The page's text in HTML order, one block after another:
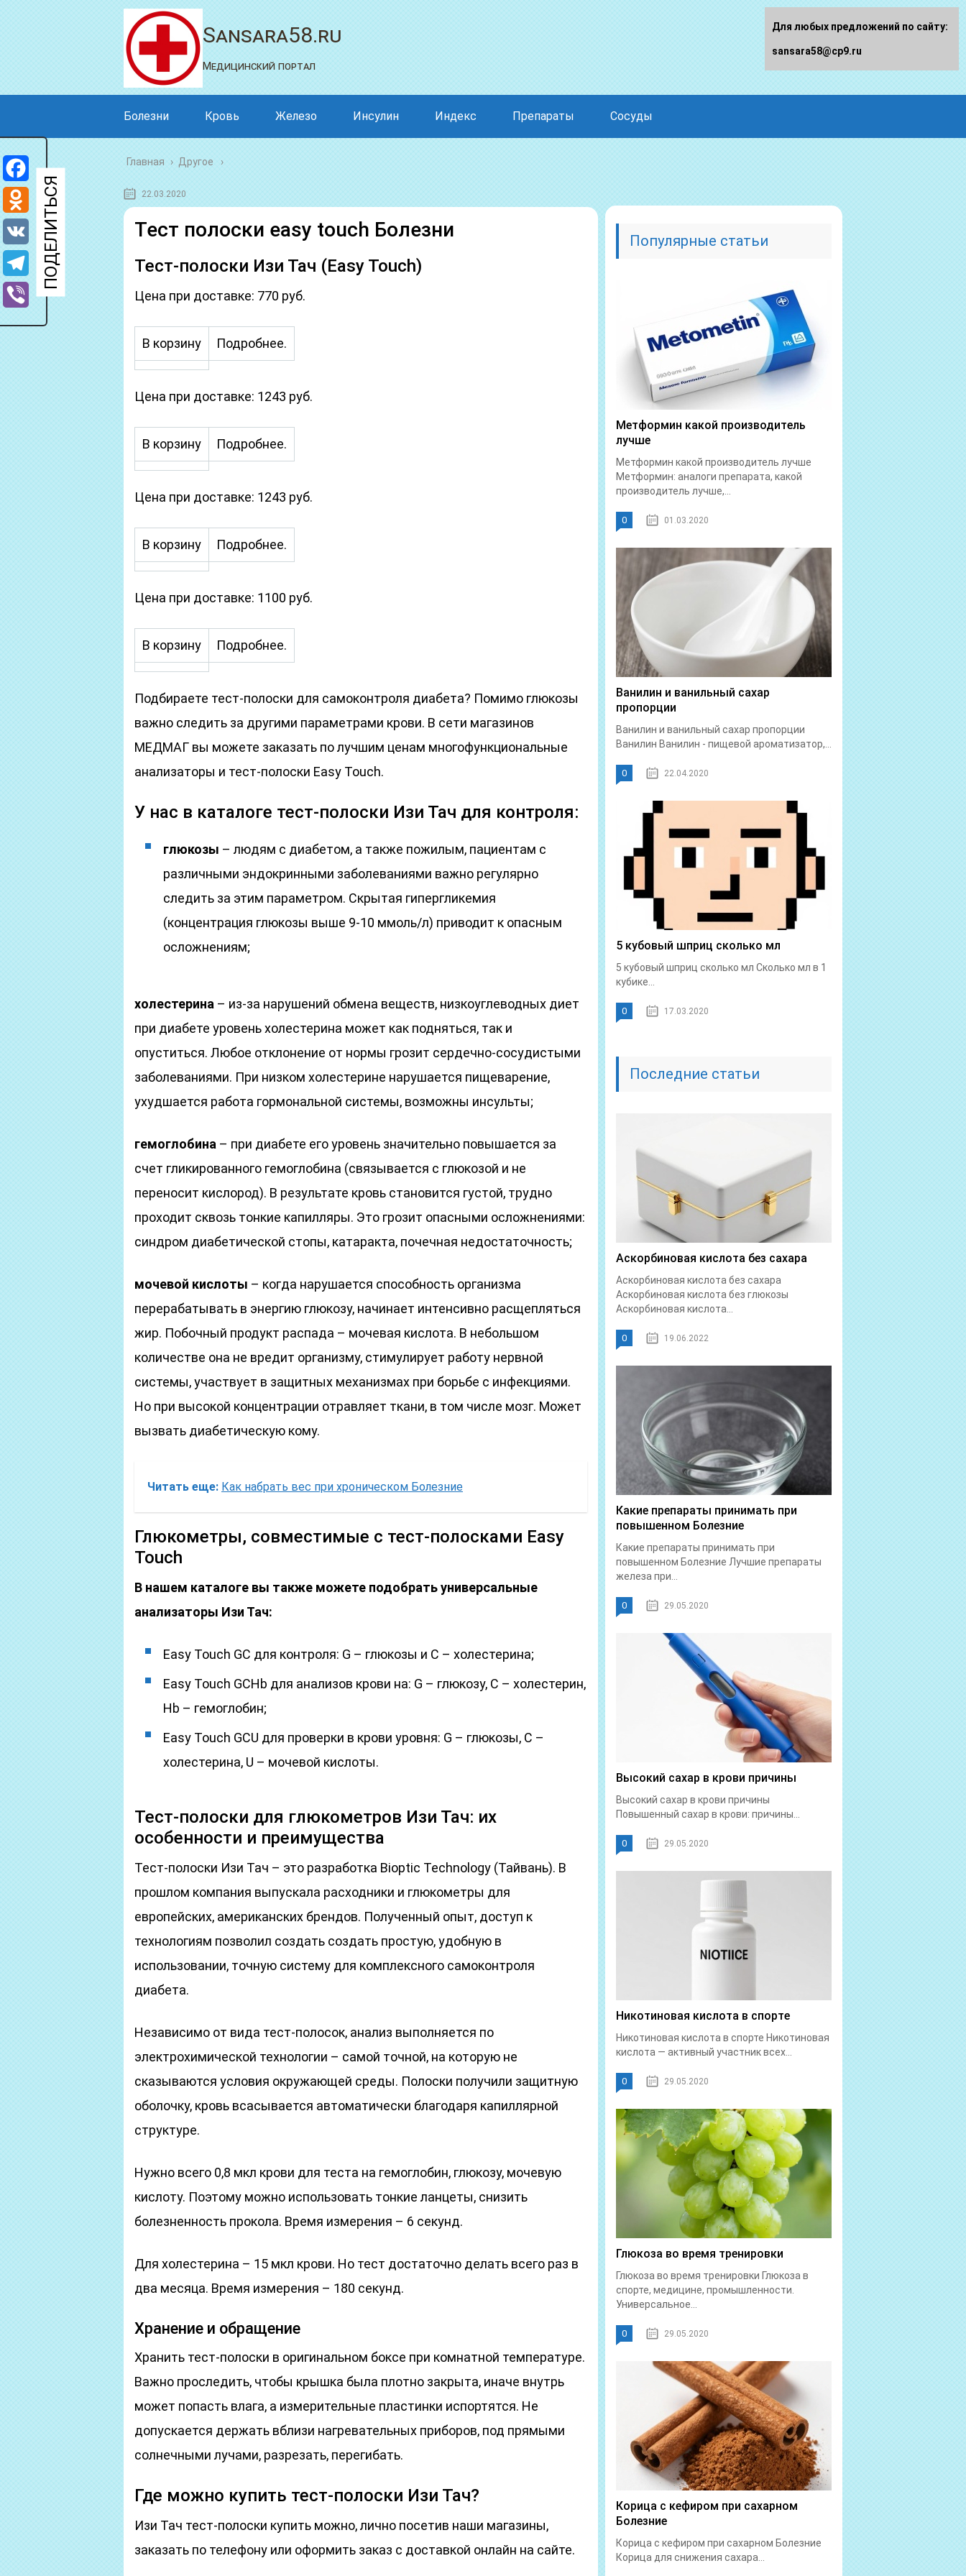
Sansara58.ru
Медицинский портал
Болезни Кровь Железо Инсулин Индекс Препараты Сосуды
Главная › Другое
22.03.2020
Тест полоски easy touch Болезни
Тест-полоски Изи Тач (Easy Touch)
Цена при доставке: 770 руб.
В корзину Подробнее.
Цена при доставке: 1243 руб.
В корзину Подробнее.
Цена при доставке: 1243 руб.
В корзину Подробнее.
Цена при доставке: 1100 руб.
В корзину Подробнее.
Подбираете тест-полоски для самоконтроля диабета? Помимо глюкозы
важно следить за другими параметрами крови. В сети магазинов
МЕДМАГ вы можете заказать по лучшим ценам многофункциональные
анализаторы и тест-полоски Easy Touch.
У нас в каталоге тест-полоски Изи Тач для контроля:
глюкозы – людям с диабетом, а также пожилым, пациентам с
различными эндокринными заболеваниями важно регулярно
следить за этим параметром. Скрытая гипергликемия
(концентрация глюкозы выше 9-10 ммоль/л) приводит к опасным
осложнениям;
холестерина – из-за нарушений обмена веществ, низкоуглеводных диет
при диабете уровень холестерина может как подняться, так и
опуститься. Любое отклонение от нормы грозит сердечно-сосудистыми
заболеваниями. При низком холестерине нарушается пищеварение,
ухудшается работа гормональной системы, возможны инсульты;
гемоглобина – при диабете его уровень значительно повышается за
счет гликированного гемоглобина (связывается с глюкозой и не
переносит кислород). В результате кровь становится густой, трудно
проходит сквозь тонкие капилляры. Это грозит опасными осложнениями:
синдром диабетической стопы, катаракта, почечная недостаточность;
мочевой кислоты – когда нарушается способность организма
перерабатывать в энергию глюкозу, начинает интенсивно расщепляться
жир. Побочный продукт распада – мочевая кислота. В небольшом
количестве она не вредит организму, стимулирует работу нервной
системы, участвует в защитных механизмах при борьбе с инфекциями.
Но при высокой концентрации отравляет ткани, в том числе мозг. Может
вызвать диабетическую кому.
Читать еще: Как набрать вес при хроническом Болезние
Глюкометры, совместимые с тест-полосками Easy
Touch
В нашем каталоге вы также можете подобрать универсальные
анализаторы Изи Тач:
Easy Touch GC для контроля: G – глюкозы и C – холестерина;
Easy Touch GCHb для анализов крови на: G – глюкозу, C – холестерин,
Hb – гемоглобин;
Easy Touch GCU для проверки в крови уровня: G – глюкозы, C –
холестерина, U – мочевой кислоты.
Тест-полоски для глюкометров Изи Тач: их
особенности и преимущества
Тест-полоски Изи Тач – это разработка Bioptic Technology (Тайвань). В
прошлом компания выпускала расходники и глюкометры для
европейских, американских брендов. Полученный опыт, доступ к
технологиям позволил создать создать простую, удобную в
использовании, точную систему для комплексного самоконтроля
диабета.
Независимо от вида тест-полосок, анализ выполняется по
электрохимической технологии – самой точной, на которую не
сказываются условия окружающей среды. Полоски получили защитную
оболочку, кровь всасывается автоматически благодаря капиллярной
структуре.
Нужно всего 0,8 мкл крови для теста на гемоглобин, глюкозу, мочевую
кислоту. Поэтому можно использовать тонкие ланцеты, снизить
болезненность прокола. Время измерения – 6 секунд.
Для холестерина – 15 мкл крови. Но тест достаточно делать всего раз в
два месяца. Время измерения – 180 секунд.
Хранение и обращение
Хранить тест-полоски в оригинальном боксе при комнатной температуре.
Важно проследить, чтобы крышка была плотно закрыта, иначе внутрь
может попасть влага, а измерительные пластинки испортятся. Не
допускается держать вблизи нагревательных приборов, под прямыми
солнечными лучами, разрезать, перегибать.
Где можно купить тест-полоски Изи Тач?
Изи Тач тест-полоски купить можно, лично посетив наши магазины,
заказать по телефону или оформить заказ с доставкой онлайн на сайте.
Популярные статьи
Метформин какой производитель
лучше
Метформин какой производитель лучше
Метформин: аналоги препарата, какой
производитель лучше,...
0 01.03.2020
Ванилин и ванильный сахар
пропорции
Ванилин и ванильный сахар пропорции
Ванилин Ванилин - пищевой ароматизатор,...
0 22.04.2020
5 кубовый шприц сколько мл
5 кубовый шприц сколько мл Сколько мл в 1
кубике...
0 17.03.2020
Последние статьи
Аскорбиновая кислота без сахара
Аскорбиновая кислота без сахара
Аскорбиновая кислота без глюкозы
Аскорбиновая кислота...
0 19.06.2022
Какие препараты принимать при
повышенном Болезние
Какие препараты принимать при
повышенном Болезние Лучшие препараты
железа при...
0 29.05.2020
Высокий сахар в крови причины
Высокий сахар в крови причины
Повышенный сахар в крови: причины...
0 29.05.2020
Никотиновая кислота в спорте
Никотиновая кислота в спорте Никотиновая
кислота — активный участник всех...
0 29.05.2020
Глюкоза во время тренировки
Глюкоза во время тренировки Глюкоза в
спорте, медицине, промышленности.
Универсальное...
0 29.05.2020
Корица с кефиром при сахарном
Болезние
Корица с кефиром при сахарном Болезние
Корица для снижения сахара...
Facebook
Odnoklassniki
VK
Telegram
Viber
Для любых предложений по сайту:
sansara58@cp9.ru